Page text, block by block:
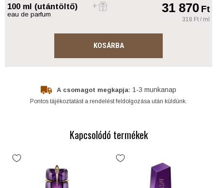
100 ml (utántöltő)
eau de parfum 31 870Ft
318 Ft / ml
KOSÁRBA
A csomagot megkapja: 1-3 munkanap
Pontos tájékoztatást a rendelést feldolgozása után küldünk.
Kapcsolódó termékek